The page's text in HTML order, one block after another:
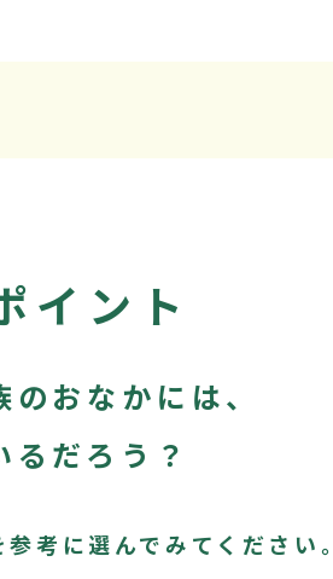
イント
おなかには、
るだろう？
考に選んでみてください。